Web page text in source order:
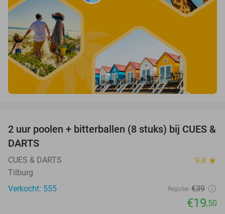
50%
2 uur poolen + bitterballen (8 stuks) bij CUES &
DARTS
CUES & DARTS 9.8 star
Tilburg
Verkocht: 555
Regulier €39
€19,50